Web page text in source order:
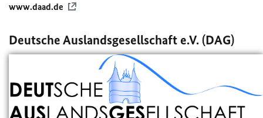
www.daad.de
Deutsche Auslandsgesellschaft e.V. (DAG)